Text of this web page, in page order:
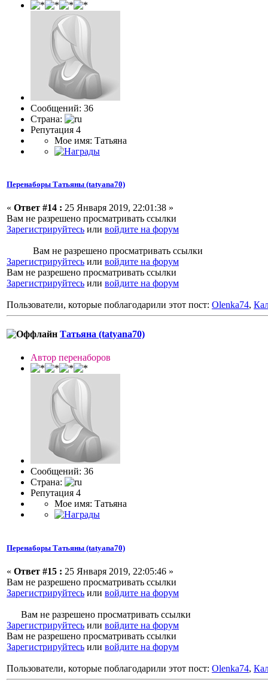
Сообщений: 36
Страна:
Репутация 4
Мое имя: Татьяна
Перенаборы Татьяны (tatyana70)
« Ответ #14 : 25 Января 2019, 22:01:38 »
Вам не разрешено просматривать ссылки
Зарегистрируйтесь или войдите на форум
Вам не разрешено просматривать ссылки
Зарегистрируйтесь или войдите на форум
Вам не разрешено просматривать ссылки
Зарегистрируйтесь или войдите на форум
Пользователи, которые поблагодарили этот пост: Olenka74,
Татьяна (tatyana70)
Автор перенаборов
Сообщений: 36
Страна:
Репутация 4
Мое имя: Татьяна
Перенаборы Татьяны (tatyana70)
« Ответ #15 : 25 Января 2019, 22:05:46 »
Вам не разрешено просматривать ссылки
Зарегистрируйтесь или войдите на форум
Вам не разрешено просматривать ссылки
Зарегистрируйтесь или войдите на форум
Вам не разрешено просматривать ссылки
Зарегистрируйтесь или войдите на форум
Пользователи, которые поблагодарили этот пост: Olenka74,